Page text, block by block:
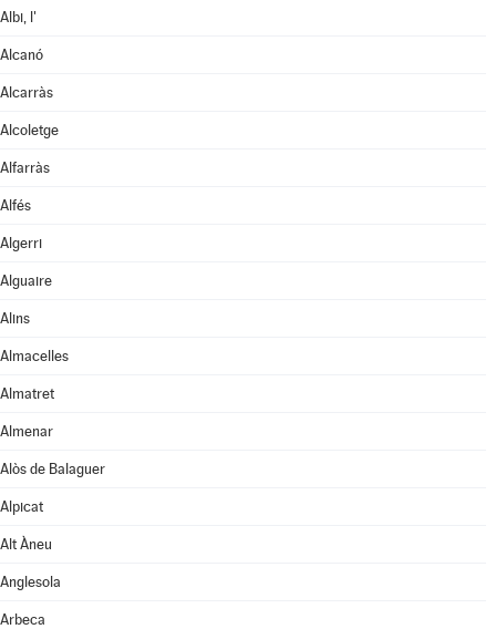
Albi, l'
Alcanó
Alcarràs
Alcoletge
Alfarràs
Alfés
Algerri
Alguaire
Alins
Almacelles
Almatret
Almenar
Alòs de Balaguer
Alpicat
Alt Àneu
Anglesola
Arbeca